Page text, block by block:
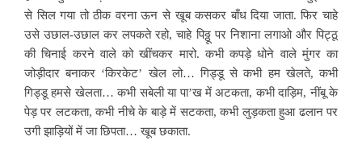
से सिल गया तो ठीक वरना ऊन से खूब कसकर बाँध दिया जाता. फिर चाहे
उसे उछाल-उछाल कर लपकते रहो, चाहे पिठ्ठू पर निशाना लगाओ और पिट्ठू
की चिनाई करने वाले को खींचकर मारो. कभी कपड़े धोने वाले मुंगर का
जोड़ीदार बनाकर ‘किरकेट’ खेल लो… गिड्डू से कभी हम खेलते, कभी
गिड्डू हमसे खेलता… कभी सबेली या पा’ख में अटकता, कभी दाड़िम, नींबू के
पेड़ पर लटकता, कभी नीचे के बाड़े में सटकता, कभी लुड़कता हुआ ढलान पर
उगी झाड़ियों में जा छिपता… खूब छकाता.